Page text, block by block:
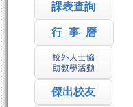
課表查詢
行_事_曆
傑出校友